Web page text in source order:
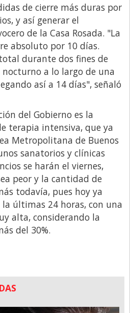
de cierre más duras por
y así generar el
de la Casa Rosada. "La
absoluto por 10 días.
durante dos fines de
a lo largo de una
así a 14 días", señaló
del Gobierno es la
terapia intensiva, que ya
Metropolitana de Buenos
sanatorios y clínicas
se harán el viernes,
peor y la cantidad de
todavía, pues hoy ya
la últimas 24 horas, con una
alta, considerando la
del 30%.